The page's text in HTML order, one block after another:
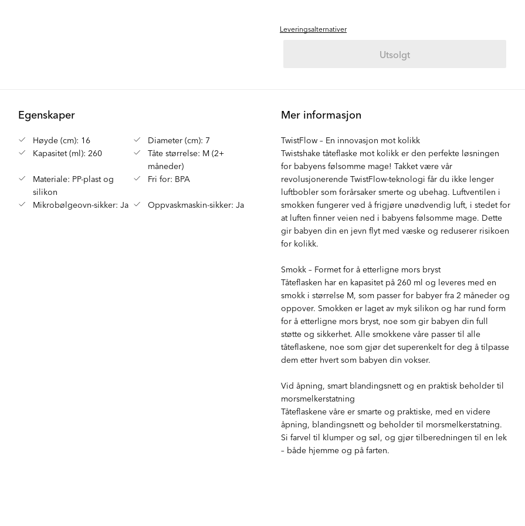
Leveringsalternativer
Utsolgt
Egenskaper
Høyde (cm): 16
Diameter (cm): 7
Kapasitet (ml): 260
Tåte størrelse: M (2+
måneder)
Materiale: PP-plast og
silikon
Fri for: BPA
Mikrobølgeovn-sikker: Ja Oppvaskmaskin-sikker: Ja
Mer informasjon
TwistFlow – En innovasjon mot kolikk
Twistshake tåteflaske mot kolikk er den perfekte løsningen
for babyens følsomme mage! Takket være vår
revolusjonerende TwistFlow-teknologi får du ikke lenger
luftbobler som forårsaker smerte og ubehag. Luftventilen i
smokken fungerer ved å frigjøre unødvendig luft, i stedet for
at luften finner veien ned i babyens følsomme mage. Dette
gir babyen din en jevn flyt med væske og reduserer risikoen
for kolikk.
Smokk – Formet for å etterligne mors bryst
Tåteflasken har en kapasitet på 260 ml og leveres med en
smokk i størrelse M, som passer for babyer fra 2 måneder og
oppover. Smokken er laget av myk silikon og har rund form
for å etterligne mors bryst, noe som gir babyen din full
støtte og sikkerhet. Alle smokkene våre passer til alle
tåteflaskene, noe som gjør det superenkelt for deg å tilpasse
dem etter hvert som babyen din vokser.
Vid åpning, smart blandingsnett og en praktisk beholder til
morsmelkerstatning
Tåteflaskene våre er smarte og praktiske, med en videre
åpning, blandingsnett og beholder til morsmelkerstatning.
Si farvel til klumper og søl, og gjør tilberedningen til en lek
– både hjemme og på farten.